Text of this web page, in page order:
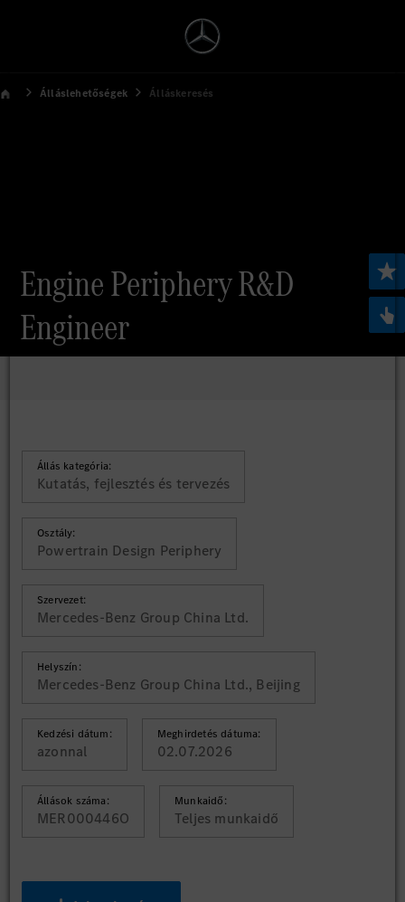
Álláslehetőségek Álláskeresés
Engine Periphery R&D
Engineer
Állás kategória:
Kutatás, fejlesztés és tervezés
Osztály:
Powertrain Design Periphery
Szervezet:
Mercedes-Benz Group China Ltd.
Helyszín:
Mercedes-Benz Group China Ltd., Beijing
Kedzési dátum:
azonnal
Meghirdetés dátuma:
02.07.2026
Állások száma:
MER000446O
Munkaidő:
Teljes munkaidő